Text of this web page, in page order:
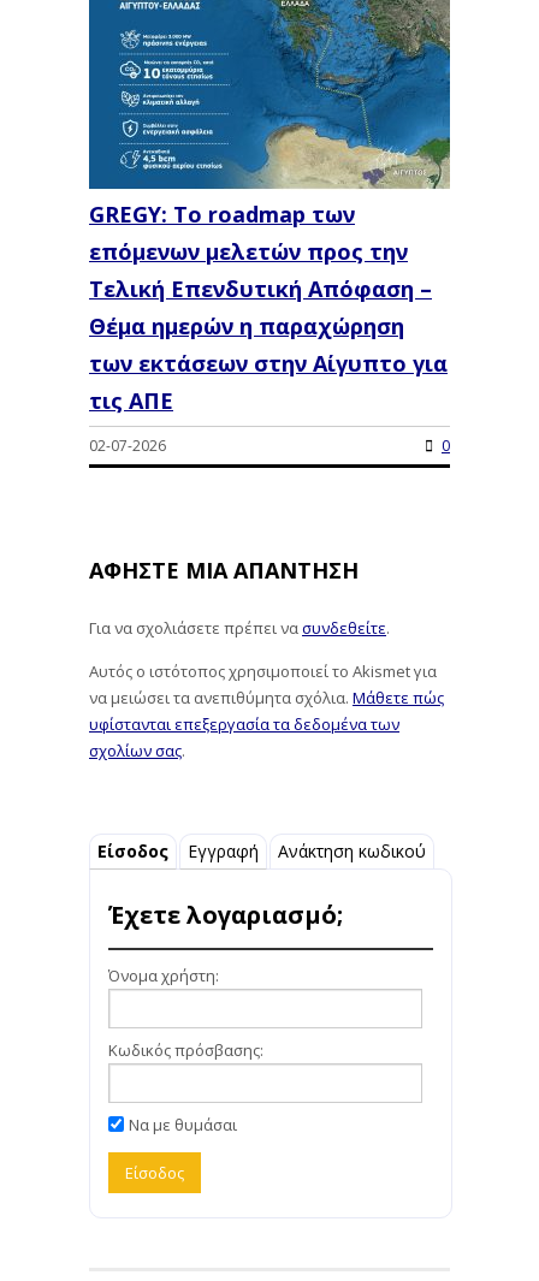
GREGY: Το roadmap των
επόμενων μελετών προς την
Τελική Επενδυτική Απόφαση –
Θέμα ημερών η παραχώρηση
των εκτάσεων στην Αίγυπτο για
τις ΑΠΕ
02-07-2026 0
ΑΦΉΣΤΕ ΜΙΑ ΑΠΆΝΤΗΣΗ
Για να σχολιάσετε πρέπει νασυνδεθείτε.
Αυτός ο ιστότοπος χρησιμοποιεί το Akismet για
να μειώσει τα ανεπιθύμητα σχόλια. Μάθετε πώς
υφίστανται επεξεργασία τα δεδομένα των
σχολίων σας.
Είσοδος Εγγραφή Ανάκτηση κωδικού
Έχετε λογαριασμό;
Όνομα χρήστη:
Κωδικός πρόσβασης:
Να με θυμάσαι